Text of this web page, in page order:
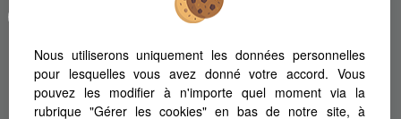
Afin de vous offrir un confort de lecture permanent, depuis votre
PC, votre tablette ou votre smartphone, notre site s'adapte
Logiciel immobilier
Création site immobilier
Référencement immobilier
Nous utiliserons uniquement les données personnelles
pour lesquelles vous avez donné votre accord. Vous
pouvez les modifier à n'importe quel moment via la
rubrique "Gérer les cookies" en bas de notre site, à